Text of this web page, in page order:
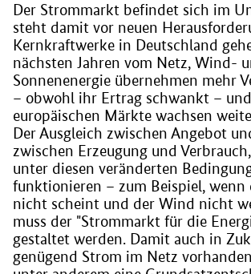
Der Strommarkt befindet sich im
steht damit vor neuen
Kernkraftwerke in Deutschland
nächsten Jahren vom Netz, Wind-
Sonnenenergie übernehmen mehr
– obwohl ihr Ertrag schwankt –
europäischen Märkte wachsen
Der Ausgleich zwischen Angebot
zwischen Erzeugung und
unter diesen veränderten
funktionieren – zum Beispiel, wenn
nicht scheint und der Wind nicht
muss der "Strommarkt für die
gestaltet werden. Damit auch in
genügend Strom im Netz